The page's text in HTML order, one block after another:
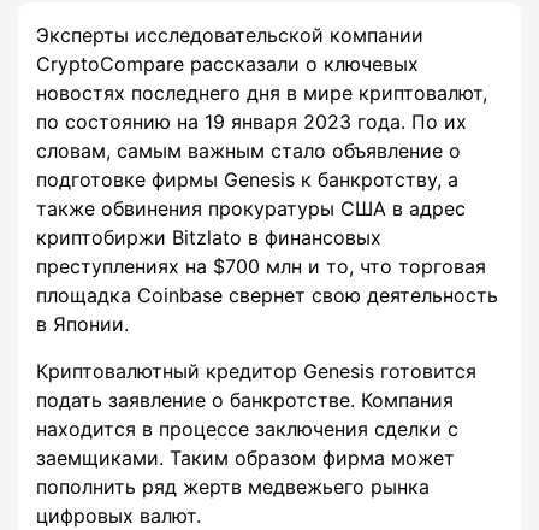
Эксперты исследовательской компании
CryptoCompare рассказали о ключевых
новостях последнего дня в мире криптовалют,
по состоянию на 19 января 2023 года. По их
словам, самым важным стало объявление о
подготовке фирмы Genesis к банкротству, а
также обвинения прокуратуры США в адрес
криптобиржи Bitzlato в финансовых
преступлениях на $700 млн и то, что торговая
площадка Coinbase свернет свою деятельность
в Японии.
Криптовалютный кредитор Genesis готовится
подать заявление о банкротстве. Компания
находится в процессе заключения сделки с
заемщиками. Таким образом фирма может
пополнить ряд жертв медвежьего рынка
цифровых валют.